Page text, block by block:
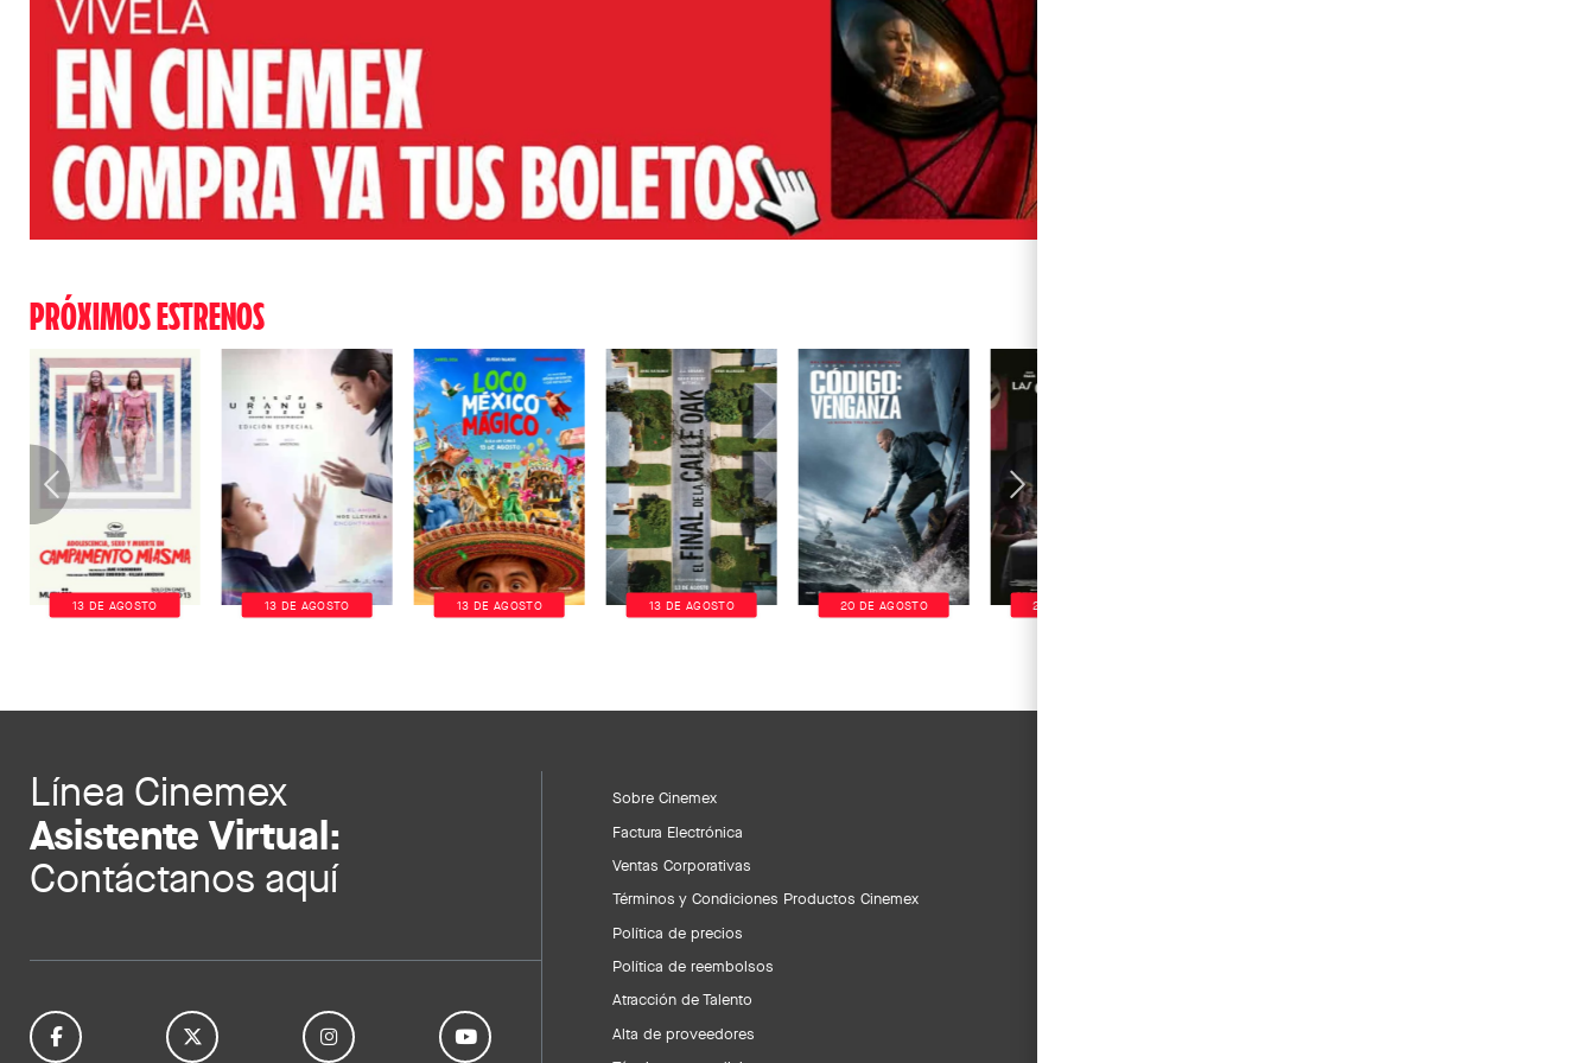
PRÓXIMOS ESTRENOS
13 DE AGOSTO 13 DE AGOSTO 13 DE AGOSTO 13 DE AGOSTO 20 DE AGOSTO 20 DE AGOSTO
Línea Cinemex
Asistente Virtual:
Contáctanos aquí
Sobre Cinemex
Factura Electrónica
Ventas Corporativas
Términos y Condiciones Productos Cinemex
Política de precios
Política de reembolsos
Atracción de Talento
Alta de proveedores